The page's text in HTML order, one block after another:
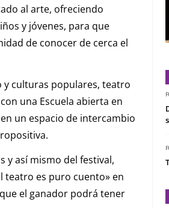
al arte, ofreciendo
y jóvenes, para que
de conocer de cerca el
y culturas populares, teatro
una Escuela abierta en
un espacio de intercambio
y así mismo del festival,
teatro es puro cuento» en
el ganador podrá tener